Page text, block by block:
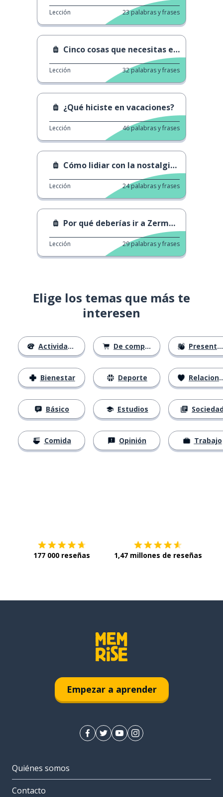
Lección 23palabras y frases
Cinco cosas que necesitas en una furgoneta
Lección 32palabras y frases
¿Qué hiciste en vacaciones?
Lección 46palabras y frases
Cómo lidiar con la nostalgia de casa
Lección 24palabras y frases
Por qué deberías ir a Zermatt
Lección 29palabras y frases
Elige los temas que más te
interesen
Actividades
Bienestar
Básico
Comida
De compras
Deporte
Estudios
Opinión
Presentación
Relaciones
Trabajo
177 000 reseñas 1,47 millones de reseñas
Empezar a aprender
Quiénes somos
Contacto